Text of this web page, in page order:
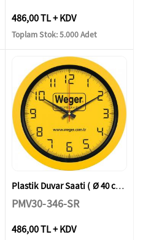
486,00 TL + KDV
Toplam Stok: 5.000 Adet
Plastik Duvar Saati ( Ø 40 cm )
PMV30-346-SR
486,00 TL + KDV